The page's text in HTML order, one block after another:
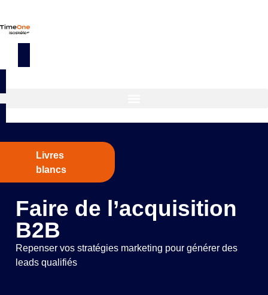
Livres
blancs
Faire de l’acquisition
B2B
Repenser vos stratégies marketing pour générer des
leads qualifiés